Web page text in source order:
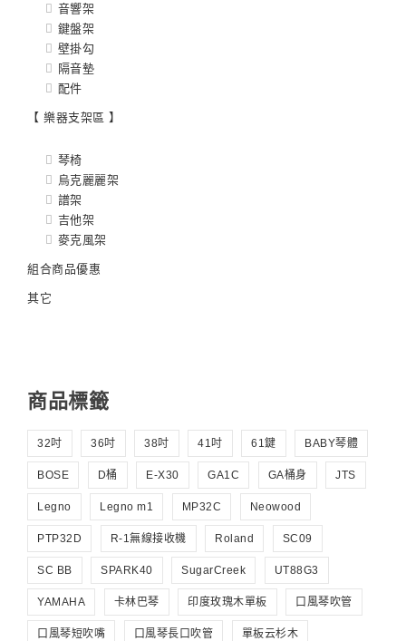
音響架
鍵盤架
壁掛勾
隔音墊
配件
【 樂器支架區 】
琴椅
烏克麗麗架
譜架
吉他架
麥克風架
組合商品優惠
其它
商品標籤
32吋 36吋 38吋 41吋 61鍵 BABY琴體
BOSE D桶 E-X30 GA1C GA桶身 JTS
Legno Legno m1 MP32C Neowood
PTP32D R-1無線接收機 Roland SC09
SC BB SPARK40 SugarCreek UT88G3
YAMAHA 卡林巴琴 印度玫瑰木單板 口風琴吹管
口風琴短吹嘴 口風琴長口吹管 單板云杉木